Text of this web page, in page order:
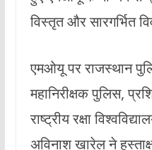
विस्तृत और सारगर्भित
एमओयू पर राजस्थान
महानिरीक्षक पुलिस,
राष्ट्रीय रक्षा
अविनाश खारेल ने